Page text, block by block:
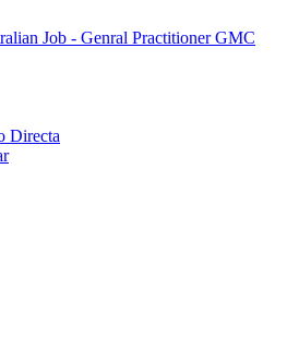
Job - Genral Practitioner GMC
Directa